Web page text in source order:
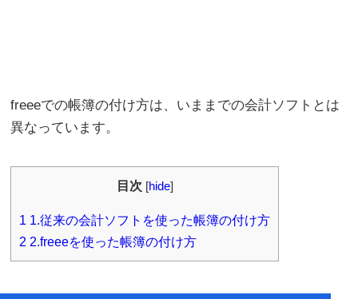
freeeでの帳簿の付け方は、いままでの会計ソフトとは
異なっています。
目次 [hide]
1 1.従来の会計ソフトを使った帳簿の付け方
2 2.freeeを使った帳簿の付け方